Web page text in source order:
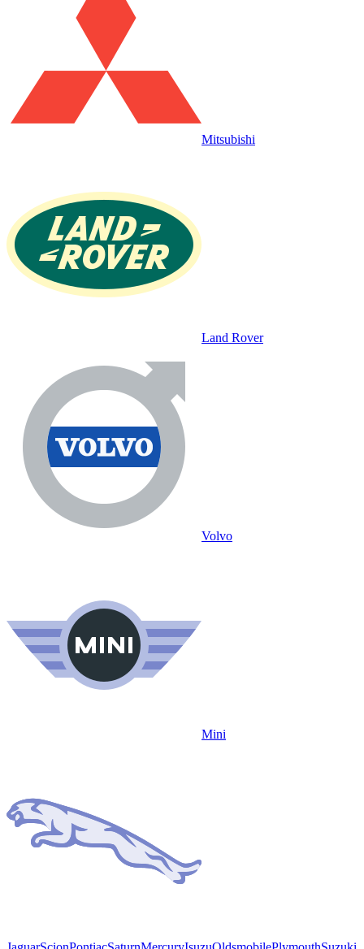
Mitsubishi
Land Rover
Volvo
Mini